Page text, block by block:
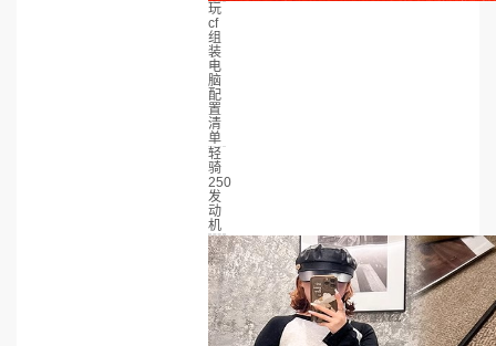
玩
cf
组
装
电
脑
配
置
清
单
轻
骑
250
发
动
机